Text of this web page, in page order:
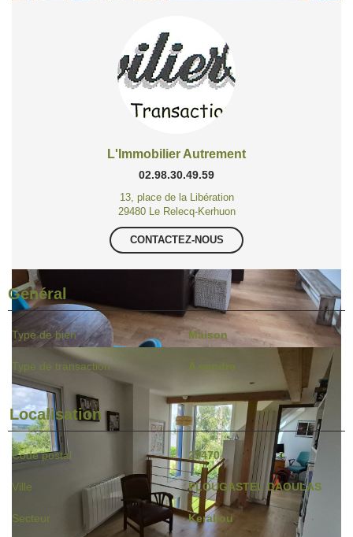
L'Immobilier Autrement
02.98.30.49.59
13, place de la Libération
29480 Le Relecq-Kerhuon
CONTACTEZ-NOUS
Général
Type de bien Maison
Type de transaction A vendre
Localisation
Code postal 29470
Ville PLOUGASTEL DAOULAS
Secteur Keraliou